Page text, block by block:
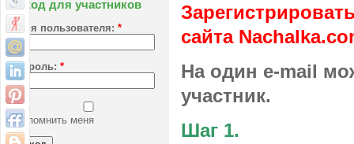
Вход для участников
Имя пользователя: *
Пароль: *
Запомнить меня
сайта
На один e-mail
участник.
Шаг 1.